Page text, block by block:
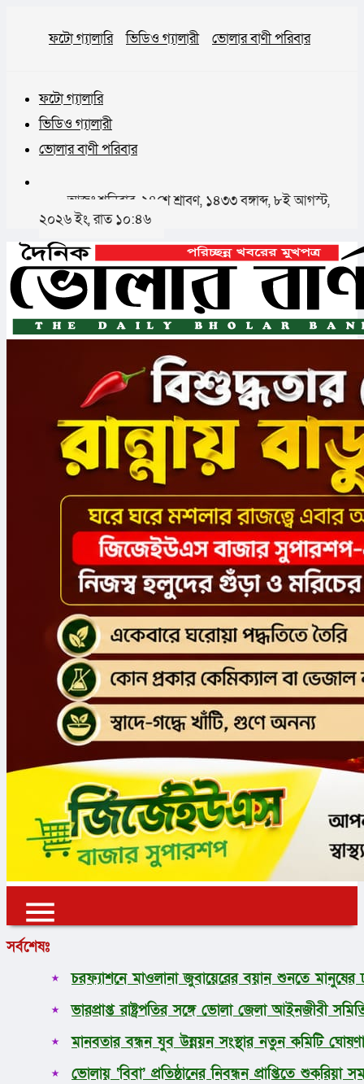
ফটো গ্যালারি ভিডিও গ্যালারী ভোলার বাণী পরিবার
ফটো গ্যালারি
ভিডিও গ্যালারী
ভোলার বাণী পরিবার
আজঃ শনিবার, ২৪শে শ্রাবণ, ১৪৩৩ বঙ্গাব্দ, ৮ই আগস্ট,
২০২৬ ইং, রাত ১০:৪৬
✕✕
প্রচ্ছদ
জাতীয়
আন্তর্জাতিক
অর্থনীতি
রাজনীতি
সর্বশেষঃ
চরফ্যাশনে মাওলানা জুবায়েরের বয়ান শুনতে মানুষের
ভারপ্রাপ্ত রাষ্ট্রপতির সঙ্গে ভোলা জেলা আইনজীবী
মানবতার বন্ধন যুব উন্নয়ন সংস্থার নতুন কমিটি ঘোষণা
ভোলায় ‘বিবা’ প্রতিষ্ঠানের নিবন্ধন প্রাপ্তিতে